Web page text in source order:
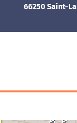
66250 Saint-